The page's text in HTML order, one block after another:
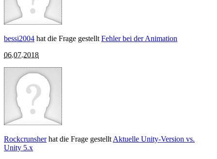
bessi2004 hat die Frage gestellt Fehler bei der Animation
06.07.2018
Rockcrunsherhat die Frage gestellt Aktuelle Unity-Version vs.
Unity 5.x